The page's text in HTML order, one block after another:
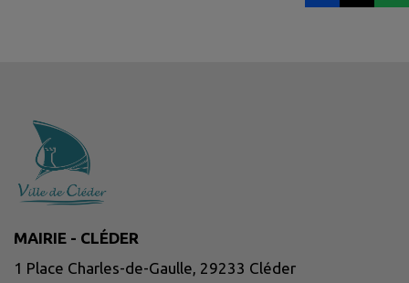
MAIRIE - CLÉDER
1 Place Charles-de-Gaulle, 29233 Cléder